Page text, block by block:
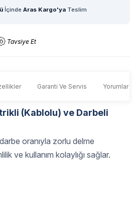
İçinde Aras Kargo'ya Teslim
Tavsiye Et
Garanti Ve Servis Yorumlar
(Kablolu) ve Darbeli
oranıyla zorlu delme
ve kullanım kolaylığı sağlar.